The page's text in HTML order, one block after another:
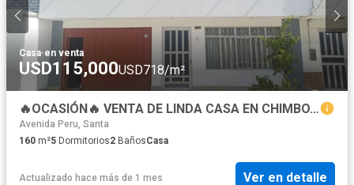
Casa·en venta
USD115,000USD718/m²
🔥OCASIÓN🔥 VENTA DE LINDA CASA EN CHIMBOTE
Avenida Peru, Santa
160 m²5 Dormitorios2 BañosCasa
Actualizado hace más de 1 mes Ver en detalle